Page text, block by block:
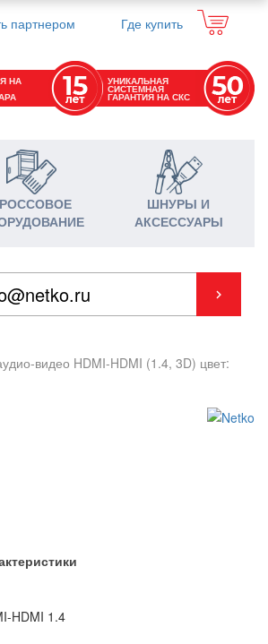
партнером Где купить
НА УНИКАЛЬНАЯ
СИСТЕМНАЯ
ГАРАНТИЯ НА СКС
ШНУРЫ И
АКСЕССУАРЫ
видео HDMI-HDMI (1.4, 3D) цвет:
HDMI 1.4